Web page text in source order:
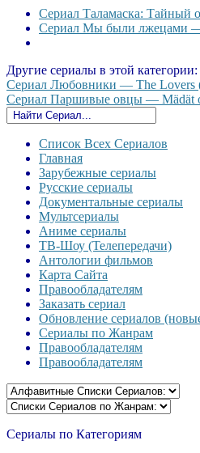
Сериал Таламаска: Тайный
Сериал Мы были лжецами —
Другие сериалы в этой категории:
Сериал Любовники — The Lovers
Сериал Паршивые овцы — Mädät
Список Всех Сериалов
Главная
Зарубежные сериалы
Русские сериалы
Документальные сериалы
Мультсериалы
Аниме сериалы
ТВ-Шоу (Телепередачи)
Антологии фильмов
Карта Сайта
Правообладателям
Заказать сериал
Обновление сериалов
Сериалы по Жанрам
Правообладателям
Правообладателям
Сериалы по Категориям